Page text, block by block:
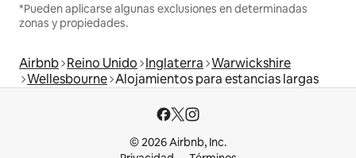
*Pueden aplicarse algunas exclusiones en determinadas
zonas y propiedades.
Airbnb Reino Unido Inglaterra Warwickshire
Wellesbourne Alojamientos para estancias largas
© 2026 Airbnb, Inc.